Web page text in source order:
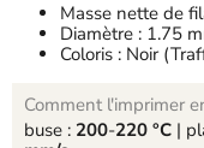
Masse nette de
Diamètre : 1.75
Coloris : Noir
Comment l'imprimer
buse : 200-220 °C |